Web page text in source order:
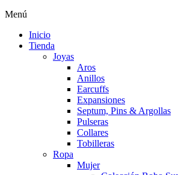
Menú
Inicio
Tienda
Joyas
Aros
Anillos
Earcuffs
Expansiones
Septum, Pins & Argollas
Pulseras
Collares
Tobilleras
Ropa
Mujer